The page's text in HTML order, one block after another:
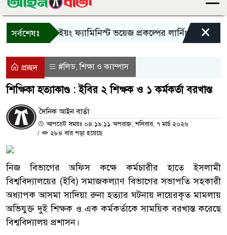
সর্বশেষঃ
বান্দরবানে ইয়ং ফ্যামিনিস্ট ভয়েজ প্রকল্পের লার্নিং শেয়ারিং
×
প্রচ্ছদ #লিড,শিক্ষা ও ক্যাম্পাস
শিক্ষিকা হত্যাকাণ্ড : ইবির ২ শিক্ষক ও ১ কর্মকর্তা বরখাস্ত
দৈনিক আইন বার্তা
আপডেট সময়ঃ ০৪:১৯:১১ অপরাহ্ন, শনিবার, ৭ মার্চ ২০২৬
/
২৮৪ বার পড়া হয়েছে
নিজ বিভাগের অফিস কক্ষে কর্মচারীর হাতে ইসলামী
বিশ্ববিদ্যালয়ের (ইবি) সমাজকল্যাণ বিভাগের সভাপতি সহকারী
অধ্যাপক আসমা সাদিয়া রুনা হত্যার ঘটনায় দায়েরকৃত মামলায়
অভিযুক্ত দুই শিক্ষক ও এক কর্মকর্তাকে সাময়িক বরখাস্ত করেছে
বিশ্ববিদ্যালয় প্রশাসন।